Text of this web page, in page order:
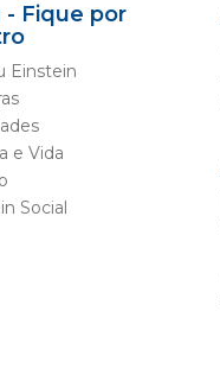
- Fique por
Einstein
e Vida
Social